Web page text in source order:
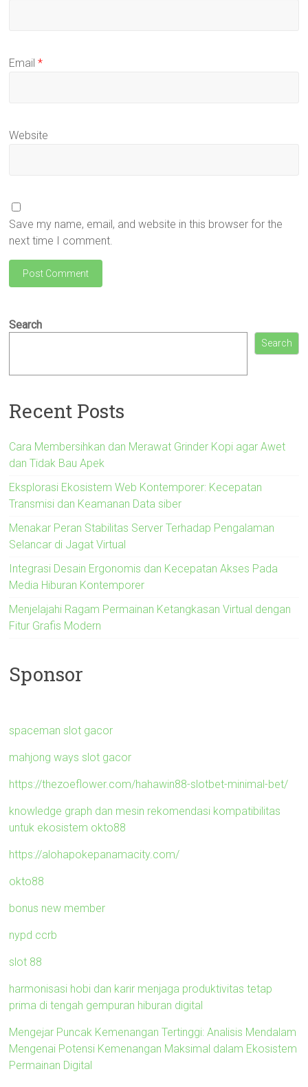
Email*
Website
Save my name, email, and website in this browser for the
next time I comment.
Search
Search
Recent Posts
Cara Membersihkan dan Merawat Grinder Kopi agar Awet
dan Tidak Bau Apek
Eksplorasi Ekosistem Web Kontemporer: Kecepatan
Transmisi dan Keamanan Data siber
Menakar Peran Stabilitas Server Terhadap Pengalaman
Selancar di Jagat Virtual
Integrasi Desain Ergonomis dan Kecepatan Akses Pada
Media Hiburan Kontemporer
Menjelajahi Ragam Permainan Ketangkasan Virtual dengan
Fitur Grafis Modern
Sponsor
spaceman slot gacor
mahjong ways slot gacor
https://thezoeflower.com/hahawin88-slotbet-minimal-bet/
knowledge graph dan mesin rekomendasi kompatibilitas
untuk ekosistem okto88
https://alohapokepanamacity.com/
okto88
bonus new member
nypd ccrb
slot 88
harmonisasi hobi dan karir menjaga produktivitas tetap
prima di tengah gempuran hiburan digital
Mengejar Puncak Kemenangan Tertinggi: Analisis Mendalam
Mengenai Potensi Kemenangan Maksimal dalam Ekosistem
Permainan Digital